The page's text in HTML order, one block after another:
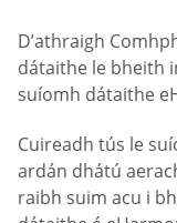
D’athraigh
dátaithe le bheith
suíomh dátaithe
Cuireadh tús le
ardán dhátú
raibh suim acu i